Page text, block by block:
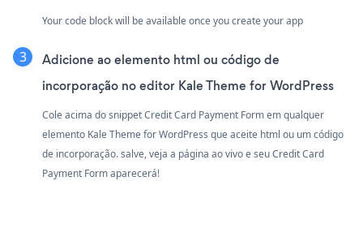
Your code block will be available once you create your app
Adicione ao elemento html ou código de
incorporação no editor Kale Theme for WordPress
Cole acima do snippet Credit Card Payment Form em qualquer
elemento Kale Theme for WordPress que aceite html ou um código
de incorporação. salve, veja a página ao vivo e seu Credit Card
Payment Form aparecerá!